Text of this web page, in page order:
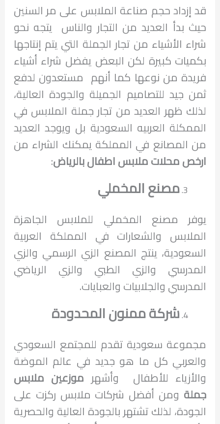
قد إزداد حجم صناعة الملابس على مر السنين
حيث بدأ العديد من التجار والناس يتجه نحو
شراء الأشياء من تجار الجملة التي يتم إنتاجها
بكميات كبيرة لكن البعض يفضل شراء أشياء
فريدة من نوعها كما أنهم مستعدون لدفع
ثمن جيد للتصاميم الجميلة والجودة العالية،
لذلك ظهر العديد من تجار جملة الملابس في
الممكلة العربيه السعودية بل ويوجد العديد
من المصانع في المملكة يمكنك الشراء من
ارخص محلات ملابس اطفال بالرياض:
مصنع المخملي
يوفر مصنع المخملي للملابس الجاهزة
الملابس والشعارات في المملكة العربية
السعودية، ينتج المصنع الزي الرسمي والزي
المدرسي والزي الطبي والزي الرياضي
المدرسي والجلابيات والعبايات.
شركة ممنون المحدودة
مجموعة سعودية تقدم للمجتمع السعودي
والعربي كل ما هو جديد في عالم الموضة
والأزياء للأطفال وأشهر موزعين ملابس
جملة ومن أفضل شركات ملابس ركزت على
الجودة، لذلك تشتهر بالجودة العالية والحصرية